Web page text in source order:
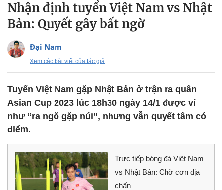
Nhận định tuyển Việt Nam vs Nhật
Bản: Quyết gây bất ngờ
Đại Nam
Xem các bài viết của tác giả
Tuyển Việt Nam gặp Nhật Bản ở trận ra quân
Asian Cup 2023 lúc 18h30 ngày 14/1 được ví
như “ra ngõ gặp núi”, nhưng vẫn quyết tâm có
điểm.
Trực tiếp bóng đá Việt Nam
vs Nhật Bản: Chờ cơn địa
chấn